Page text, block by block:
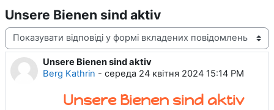
Unsere Bienen sind aktiv
Тип показу
Unsere Bienen sind aktiv
Berg Kathrin - середа 24 квітня 2024 15:14 PM
Кількість відповідей: 0
Unsere Bienen sind aktiv